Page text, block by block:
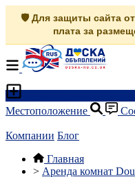
🛡️ Для защиты сайта
плата за
Местоположение
Компании Блог
Главная
> Аренда комнат